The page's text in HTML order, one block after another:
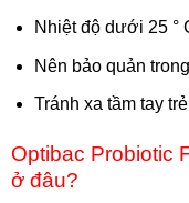
Nhiệt độ dưới 25 °
Nên bảo quản
Tránh xa tầm tay
Optibac Probiotic
ở đâu?